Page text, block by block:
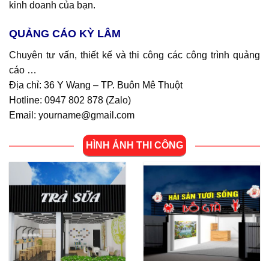
kinh doanh của bạn.
QUẢNG CÁO KỲ LÂM
Chuyên tư vấn, thiết kế và thi công các công trình quảng
cáo …
Địa chỉ: 36 Y Wang – TP. Buôn Mê Thuột
Hotline: 0947 802 878 (Zalo)
Email: yourname@gmail.com
HÌNH ẢNH THI CÔNG